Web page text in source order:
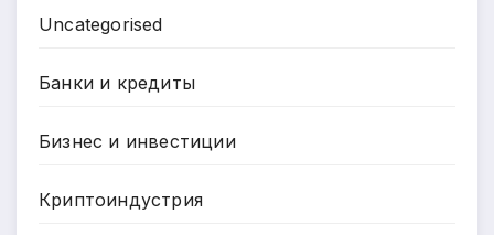
Uncategorised
Банки и кредиты
Бизнес и инвестиции
Криптоиндустрия